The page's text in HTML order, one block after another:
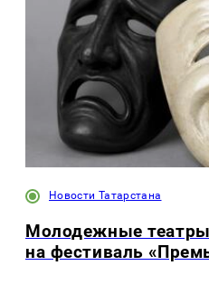
Новости Татарстана
Молодежные театры
на фестиваль